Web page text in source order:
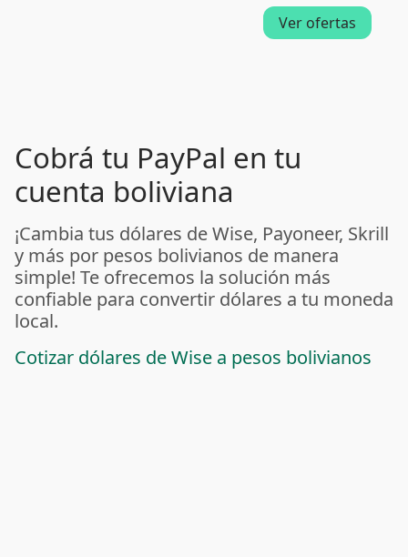
Ver ofertas
Cobrá tu PayPal en tu
cuenta boliviana
¡Cambia tus dólares de Wise, Payoneer, Skrill
y más por pesos bolivianos de manera
simple! Te ofrecemos la solución más
confiable para convertir dólares a tu moneda
local.
Cotizar dólares de Wise a pesos bolivianos